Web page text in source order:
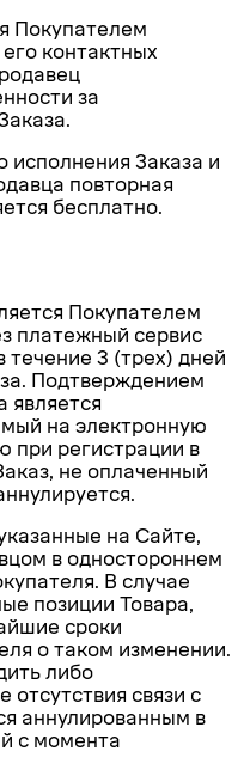
Покупателем
контактных
за
исполнения Заказа и
повторная
бесплатно.
Покупателем
платежный сервис
течение 3 (трех) дней
Подтверждением
является
на электронную
при регистрации в
, не оплаченный
.
на Сайте,
в одностороннем
В случае
позиции Товара,
сроки
о таком изменении.
либо
отсутствия связи с
аннулированным в
с момента